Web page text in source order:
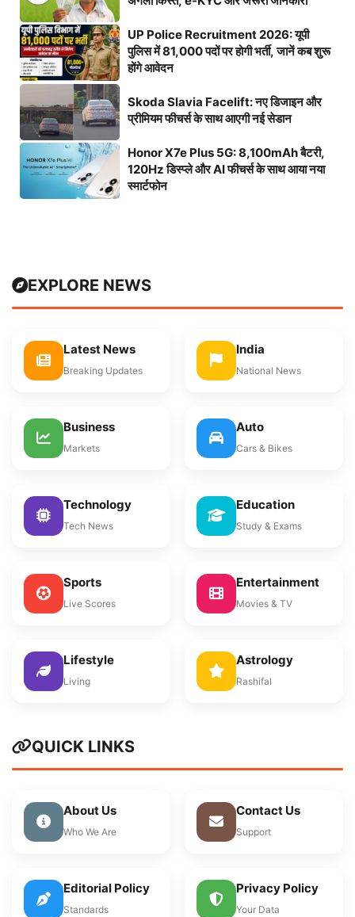
UP Police Recruitment 2026: यूपी
पुलिस में 81,000 पदों पर होगी भर्ती, जानें कब शुरू
होंगे आवेदन
Skoda Slavia Facelift: नए डिजाइन और
प्रीमियम फीचर्स के साथ आएगी नई सेडान
Honor X7e Plus 5G: 8,100mAh बैटरी,
120Hz डिस्प्ले और AI फीचर्स के साथ आया नया
स्मार्टफोन
EXPLORE NEWS
Latest News
Breaking Updates
India
National News
Business
Markets
Auto
Cars & Bikes
Technology
Tech News
Education
Study & Exams
Sports
Live Scores
Entertainment
Movies & TV
Lifestyle
Living
Astrology
Rashifal
QUICK LINKS
About Us
Who We Are
Contact Us
Support
Editorial Policy
Standards
Privacy Policy
Your Data